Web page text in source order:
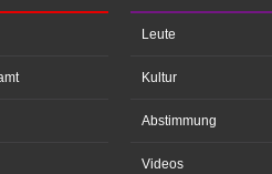
Leute
Kultur
Abstimmung
Videos